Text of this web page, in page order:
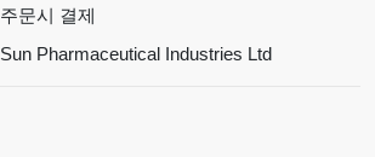
주문시 결제
Sun Pharmaceutical Industries Ltd